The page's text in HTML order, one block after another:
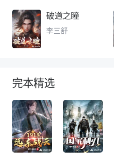
破道之瞳
李三舒
完本精选